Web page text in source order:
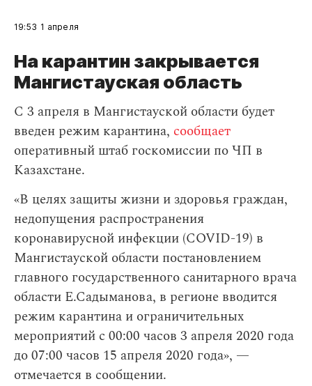
19:53 1 апреля
На карантин закрывается
Мангистауская область
С 3 апреля в Мангистауской области будет
введен режим карантина, сообщает
оперативный штаб госкомиссии по ЧП в
Казахстане.
«В целях защиты жизни и здоровья граждан,
недопущения распространения
коронавирусной инфекции (COVID-19) в
Мангистауской области постановлением
главного государственного санитарного врача
области Е.Садыманова, в регионе вводится
режим карантина и ограничительных
мероприятий с 00:00 часов 3 апреля 2020 года
до 07:00 часов 15 апреля 2020 года», —
отмечается в сообщении.